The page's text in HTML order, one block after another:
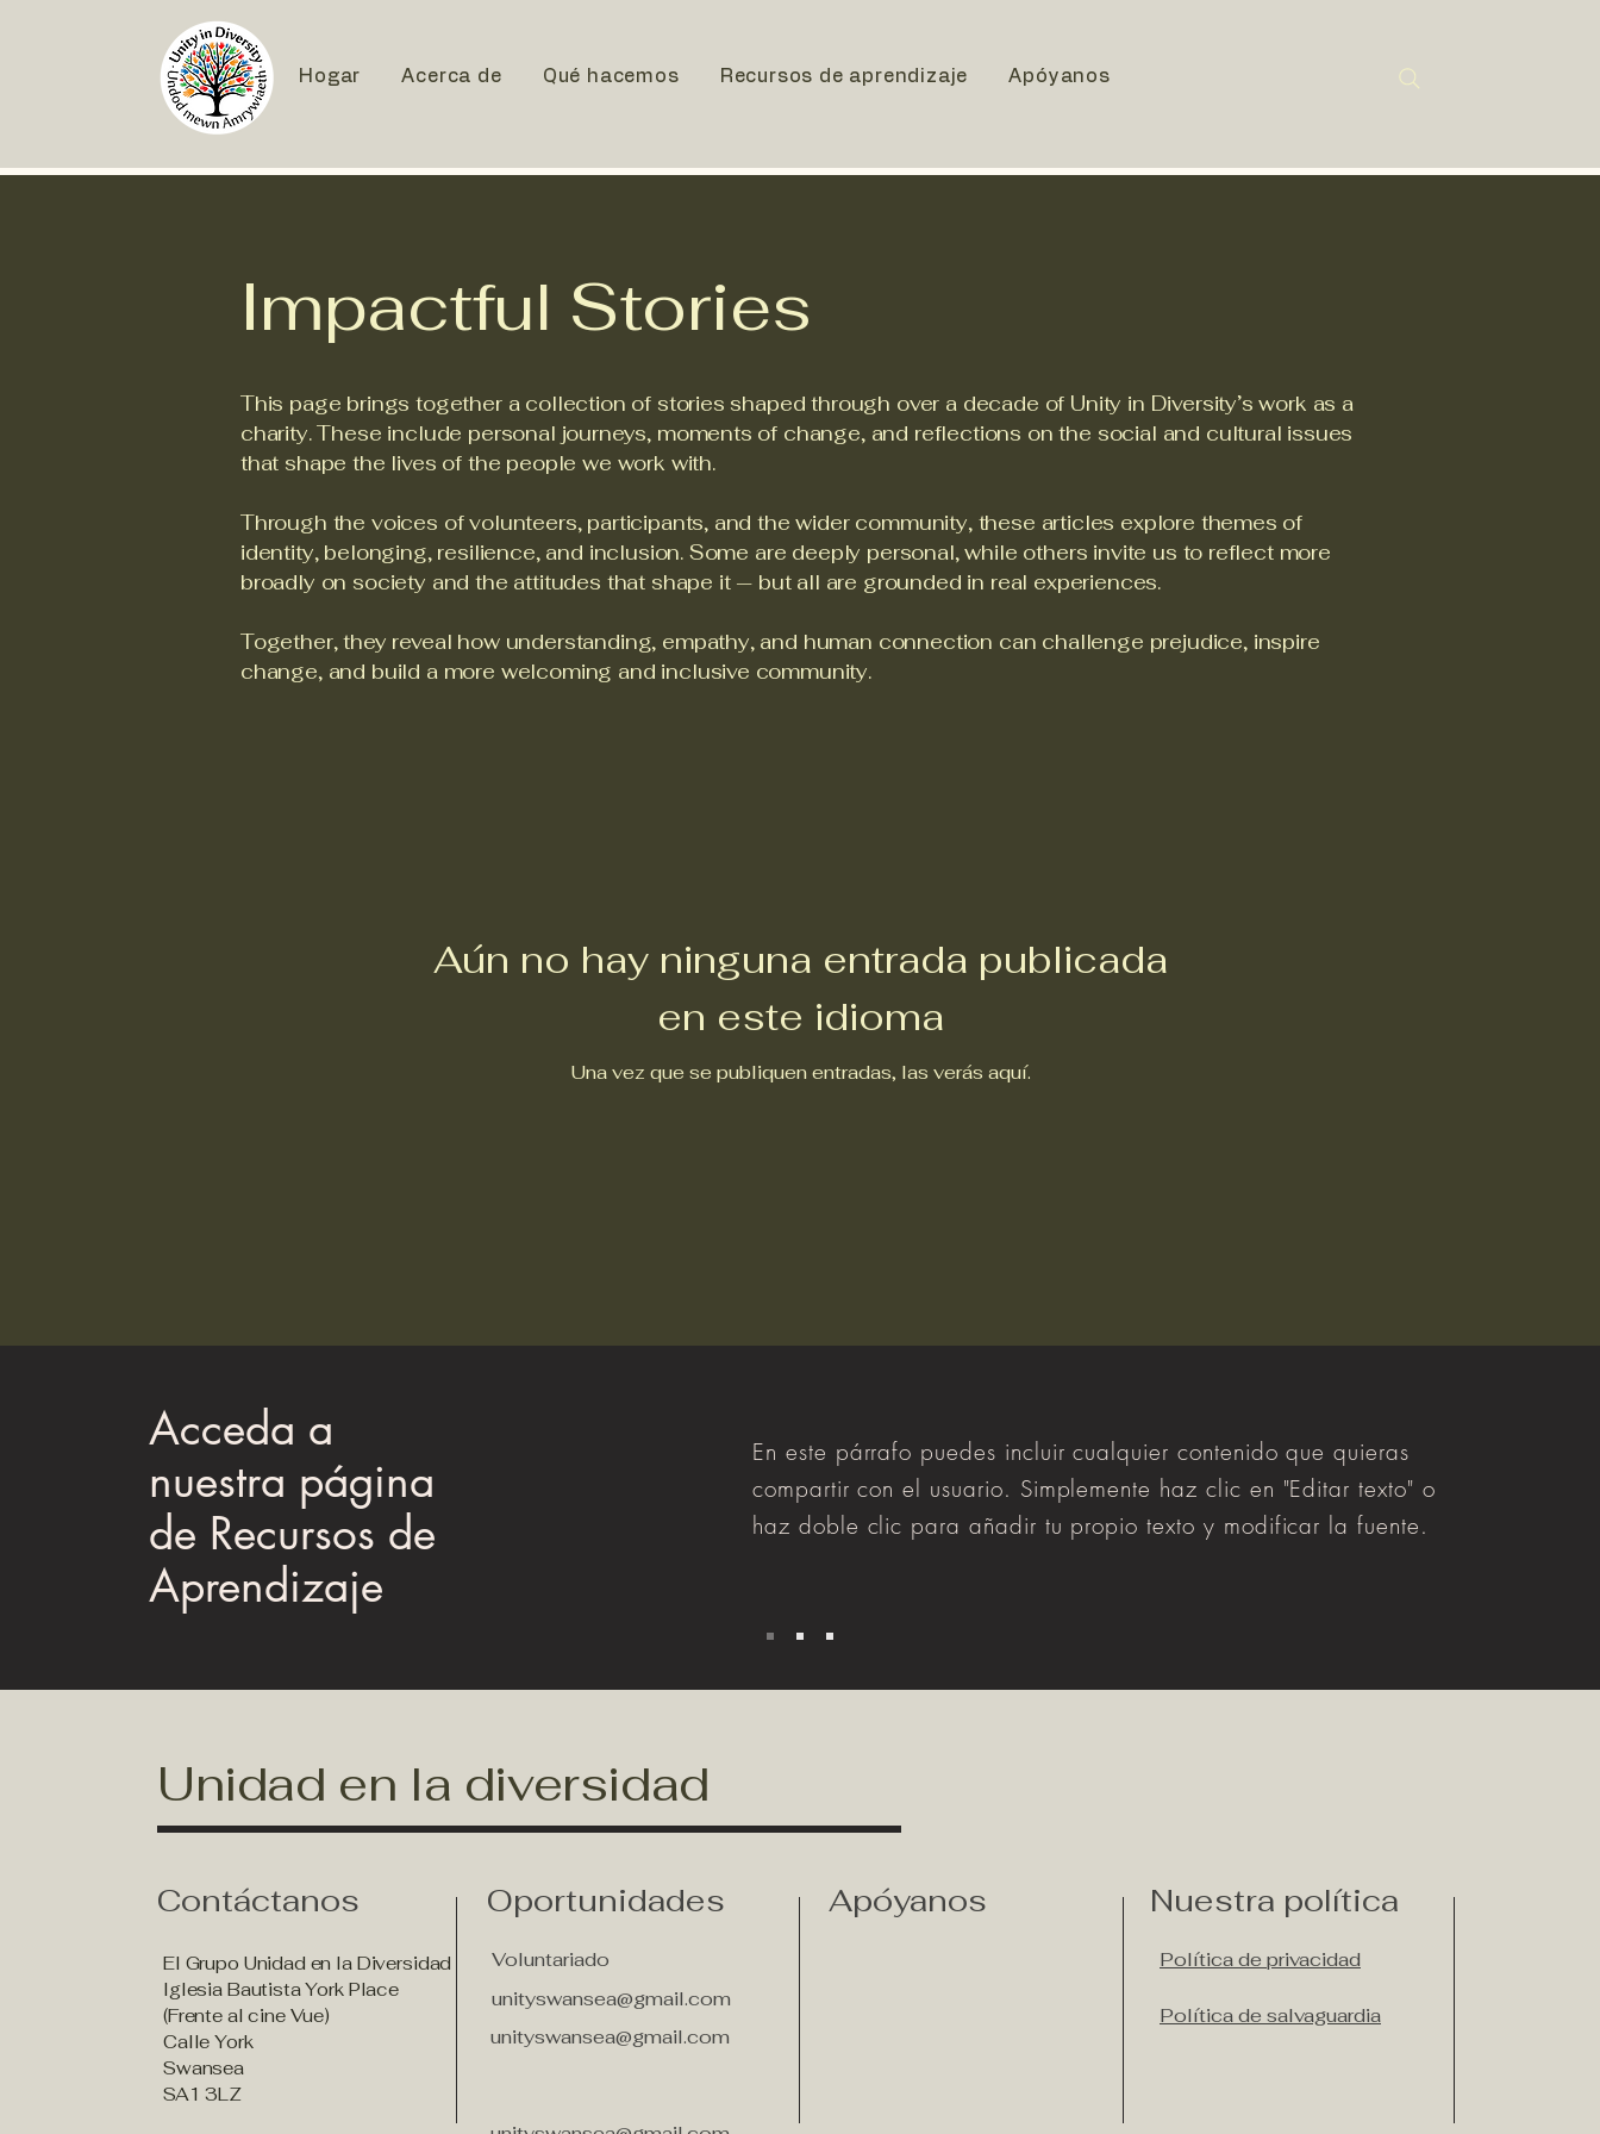
Hogar Acerca de Qué hacemos Recursos de aprendizaje Apóyanos
Impactful Stories
This page brings together a collection of stories shaped through over a decade of Unity in Diversity’s work as a
charity. These include personal journeys, moments of change, and reflections on the social and cultural issues
that shape the lives of the people we work with.
Through the voices of volunteers, participants, and the wider community, these articles explore themes of
identity, belonging, resilience, and inclusion. Some are deeply personal, while others invite us to reflect more
broadly on society and the attitudes that shape it — but all are grounded in real experiences.
Together, they reveal how understanding, empathy, and human connection can challenge prejudice, inspire
change, and build a more welcoming and inclusive community.
Aún no hay ninguna entrada publicada
en este idioma
Una vez que se publiquen entradas, las verás aquí.
Acceda a
nuestra página
de Recursos de
Aprendizaje
En este párrafo puedes incluir cualquier contenido que quieras
compartir con el usuario. Simplemente haz clic en "Editar texto" o
haz doble clic para añadir tu propio texto y modificar la fuente.
Unidad en la diversidad
Contáctanos
El Grupo Unidad en la Diversidad
Iglesia Bautista York Place
(Frente al cine Vue)
Calle York
Swansea
SA1 3LZ
Oportunidades
Voluntariado
unityswansea@gmail.com
unityswansea@gmail.com
Apóyanos Nuestra política
Política de privacidad
Política de salvaguardia